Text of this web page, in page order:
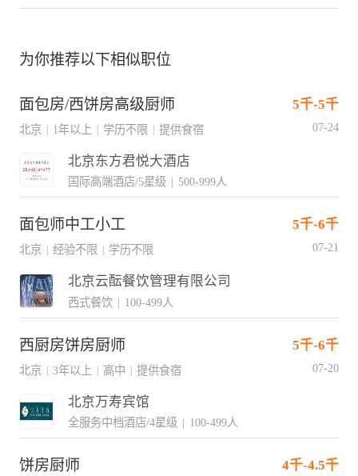
为你推荐以下相似职位
面包房/西饼房高级厨师 5千-5千
北京 | 1年以上 | 学历不限 | 提供食宿 07-24
北京东方君悦大酒店
国际高端酒店/5星级 | 500-999人
面包师中工小工 5千-6千
北京 经验不限 学历不限 07-21
北京云酝餐饮管理有限公司
西式餐饮 | 100-499人
西厨房饼房厨师 5千-6千
北京 | 3年以上 | 高中 | 提供食宿 07-20
北京万寿宾馆
全服务中档酒店/4星级 | 100-499人
饼房厨师 4千-4.5千